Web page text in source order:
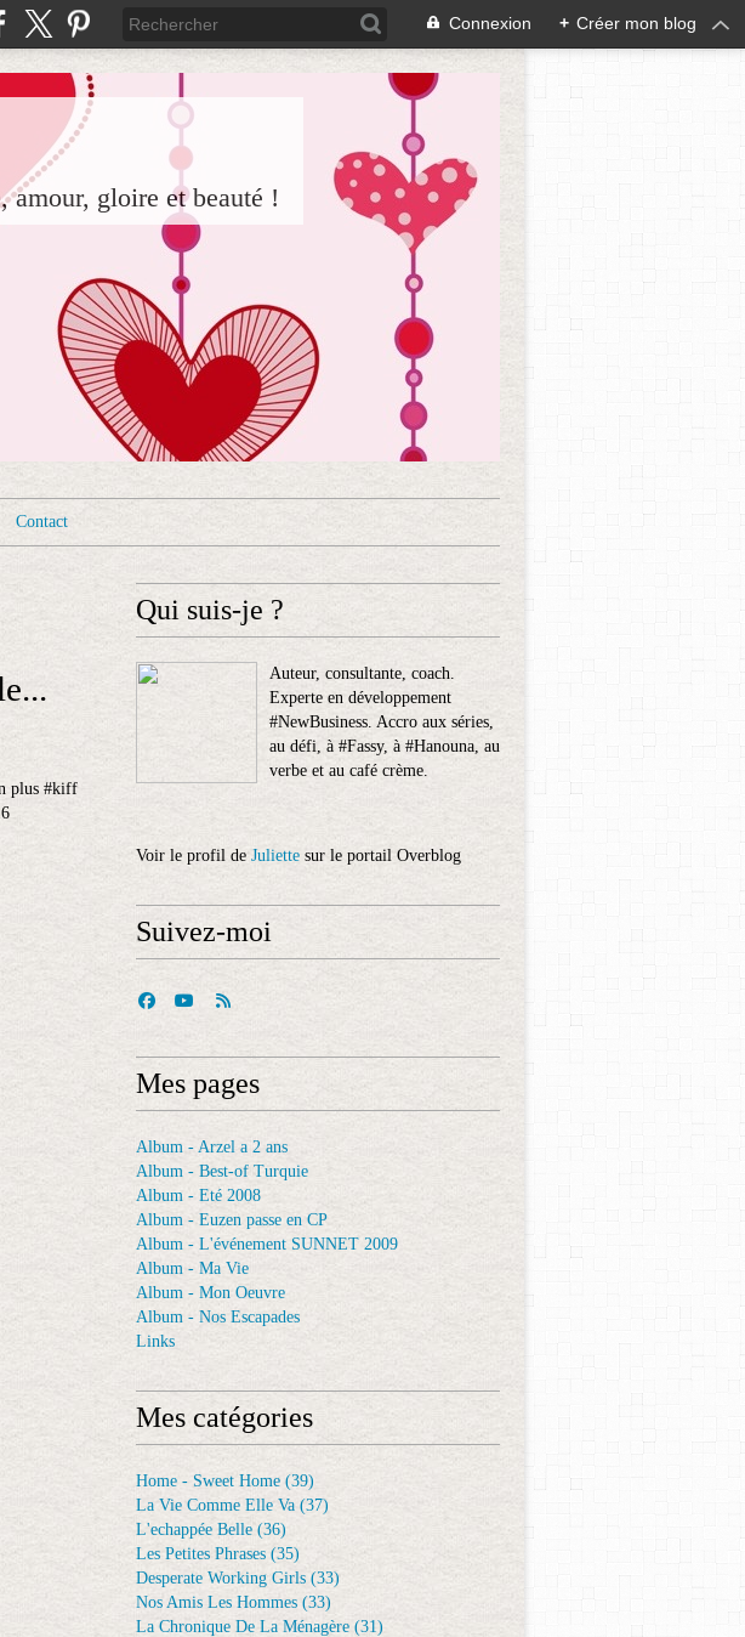
Connexion + Créer mon blog
gloire et beauté !
Contact
plus #kiff
Qui suis-je ?
Auteur, consultante, coach.
Experte en développement
#NewBusiness. Accro aux séries,
au défi, à #Fassy, à #Hanouna, au
verbe et au café crème.
Voir le profil deJuliette sur le portail Overblog
Suivez-moi
Mes pages
Album - Arzel a 2 ans
Album - Best-of Turquie
Album - Eté 2008
Album - Euzen passe en CP
Album - L'événement SUNNET 2009
Album - Ma Vie
Album - Mon Oeuvre
Album - Nos Escapades
Links
Mes catégories
Home - Sweet Home (39)
La Vie Comme Elle Va (37)
L'echappée Belle (36)
Les Petites Phrases (35)
Desperate Working Girls (33)
Nos Amis Les Hommes (33)
La Chronique De La Ménagère (31)